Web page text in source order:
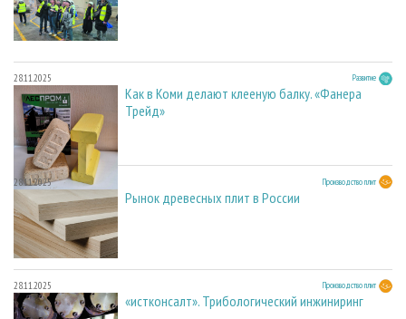
28.11.2025 Развитие
Как в Коми делают клееную балку. «Фанера
Трейд»
28.11.2025 Производство плит
Рынок древесных плит в России
28.11.2025 Производство плит
«истконсалт». Трибологический инжиниринг